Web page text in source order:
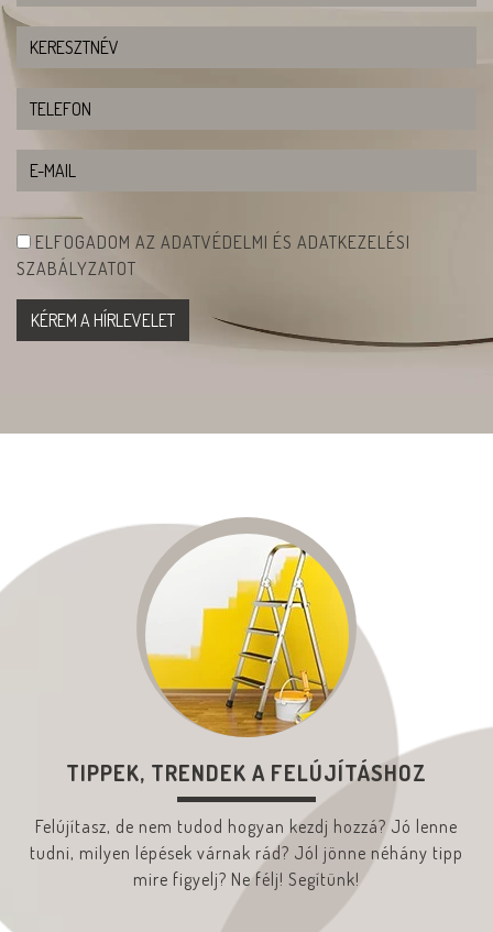
ELFOGADOM AZ ADATVÉDELMI ÉS ADATKEZELÉSI
SZABÁLYZATOT
TIPPEK, TRENDEK A FELÚJÍTÁSHOZ
Felújítasz, de nem tudod hogyan kezdj hozzá? Jó lenne
tudni, milyen lépések várnak rád? Jól jönne néhány tipp
mire figyelj? Ne félj! Segítünk!